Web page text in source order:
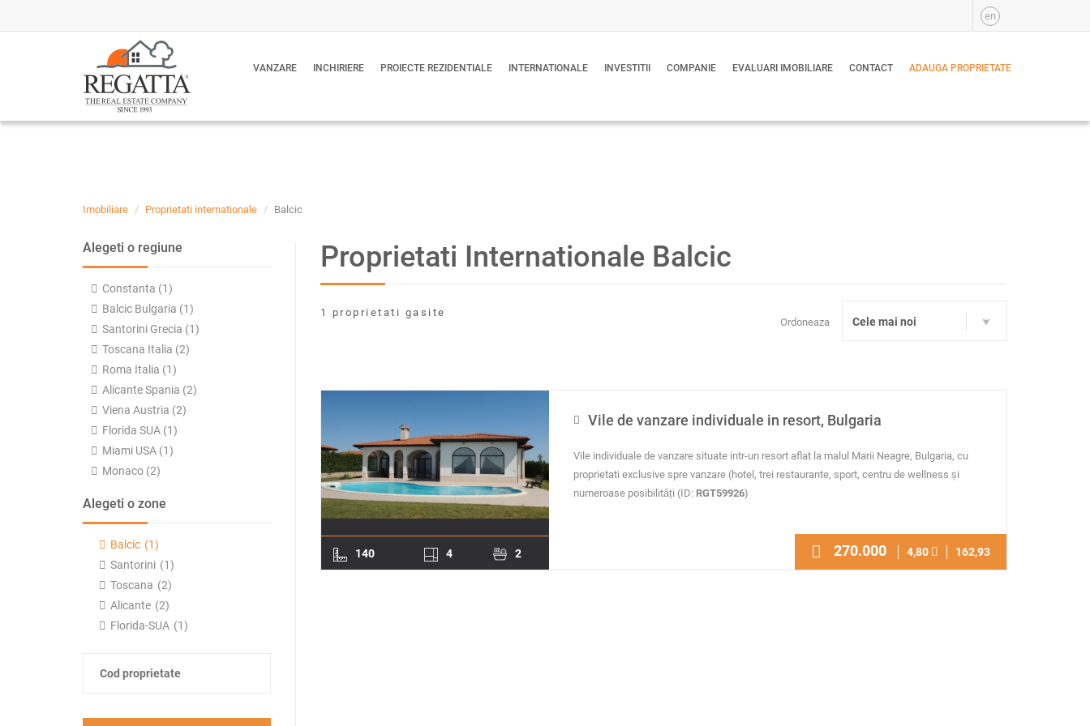
en
VANZARE INCHIRIERE PROIECTE REZIDENTIALE INTERNATIONALE INVESTITII COMPANIE EVALUARI IMOBILIARE CONTACT ADAUGA PROPRIETATE
Imobiliare Proprietati internationale Balcic
Alegeti o regiune
Constanta (1)
Balcic Bulgaria (1)
Santorini Grecia (1)
Toscana Italia (2)
Roma Italia (1)
Alicante Spania (2)
Viena Austria (2)
Florida SUA (1)
Miami USA (1)
Monaco (2)
Alegeti o zone
Balcic (1)
Santorini (1)
Toscana (2)
Alicante (2)
Florida-SUA (1)
Proprietati Internationale Balcic
1 proprietati gasite
Ordoneaza
Cele mai noi
140 4 2
Vile de vanzare individuale in resort, Bulgaria
Vile individuale de vanzare situate intr-un resort aflat la malul Marii Neagre, Bulgaria, cu
proprietati exclusive spre vanzare (hotel, trei restaurante, sport, centru de wellness și
numeroase posibilități (ID: RGT59926)
270.000 4,80 162,93